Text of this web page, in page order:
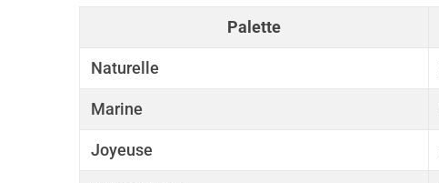
Palette
Naturelle
Marine
Joyeuse